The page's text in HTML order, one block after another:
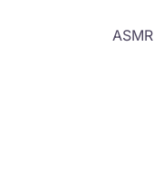
ASMR